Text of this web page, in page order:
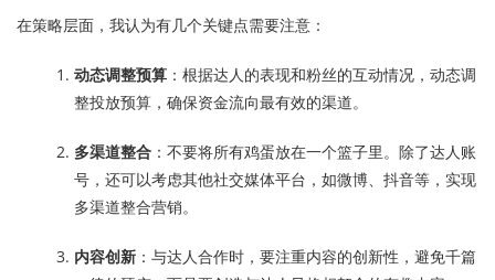
在策略层面，我认为有几个关键点需要注意：
动态调整预算 ：根据达人的表现和粉丝的互动情况，动态调
整投放预算，确保资金流向最有效的渠道。
多渠道整合 ：不要将所有鸡蛋放在一个篮子里。除了达人账
号，还可以考虑其他社交媒体平台，如微博、抖音等，实现
多渠道整合营销。
内容创新 ：与达人合作时，要注重内容的创新性，避免千篇